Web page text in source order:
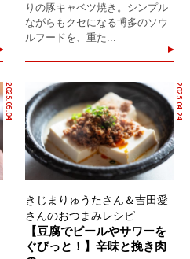
りの豚キャベツ焼き。シンプル
ながらもクセになる博多のソウ
ルフードを、重た...
2025.05.04 2025.04.24
きじまりゅうたさん＆吉田愛
さんのおつまみレシピ
【豆腐でビールやサワーを
ぐびっと！】辛味と挽き肉